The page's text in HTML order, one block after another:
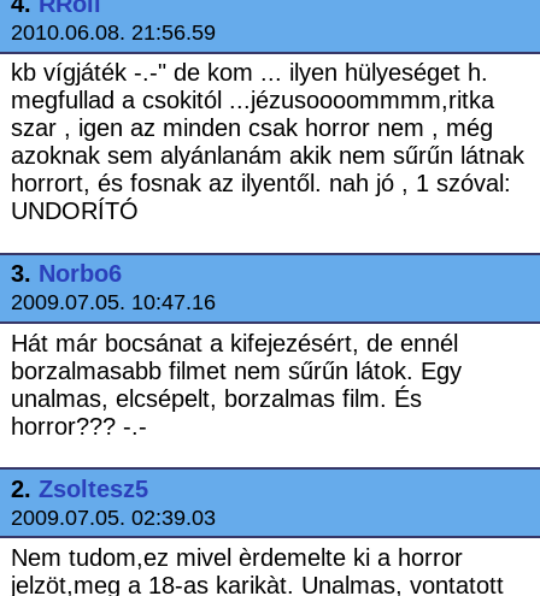
2010.06.08. 21:56.59
kb vígjáték -.-" de kom ... ilyen hülyeséget h.
megfullad a csokitól ...jézusoooommmm,ritka
szar , igen az minden csak horror nem , még
azoknak sem alyánlanám akik nem sűrűn látnak
horrort, és fosnak az ilyentől. nah jó , 1 szóval:
UNDORÍTÓ
3. Norbo6
2009.07.05. 10:47.16
Hát már bocsánat a kifejezésért, de ennél
borzalmasabb filmet nem sűrűn látok. Egy
unalmas, elcsépelt, borzalmas film. És
horror??? -.-
2. Zsoltesz5
2009.07.05. 02:39.03
Nem tudom,ez mivel èrdemelte ki a horror
jelzöt,meg a 18-as karikàt. Unalmas, vontatott